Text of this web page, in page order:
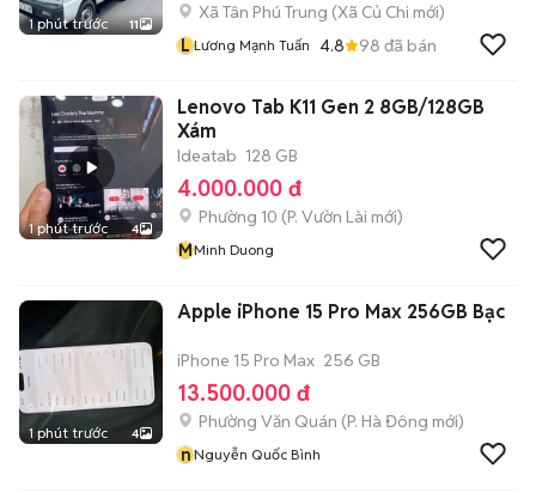
1 phút trước 11
Xã Tân Phú Trung (Xã Củ Chi mới)
L Lương Mạnh Tuấn 4.8 98 đã bán
1 phút trước 4
Lenovo Tab K11 Gen 2 8GB/128GB
Xám
Ideatab 128 GB
4.000.000 đ
Phường 10 (P. Vườn Lài mới)
MMinh Duong
1 phút trước 4
Apple iPhone 15 Pro Max 256GB Bạc
iPhone 15 Pro Max 256 GB
13.500.000 đ
Phường Văn Quán (P. Hà Đông mới)
nNguyễn Quốc Bình